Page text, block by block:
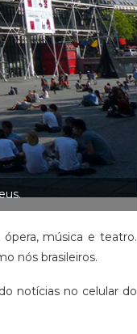
música e teatro.
nós brasileiros.
notícias no celular do